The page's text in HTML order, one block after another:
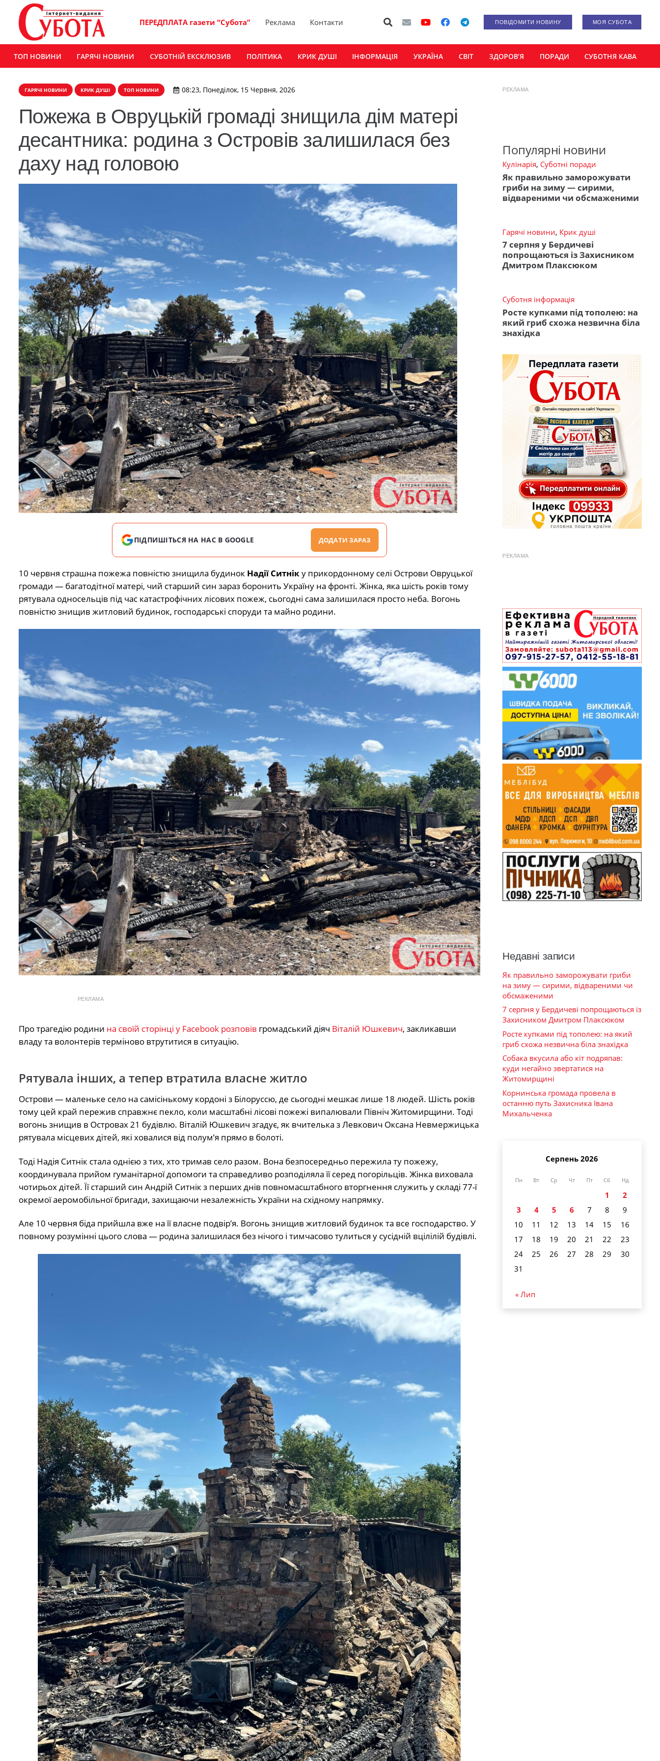
ПЕРЕДПЛАТА газети “Субота” Реклама Контакти ПОВІДОМИТИ НОВИНУ МОЯ СУБОТА
ТОП НОВИНИ ГАРЯЧІ НОВИНИ СУБОТНІЙ ЕКСКЛЮЗИВ ПОЛІТИКА КРИК ДУШІ ІНФОРМАЦІЯ УКРАЇНА СВІТ ЗДОРОВ’Я ПОРАДИ СУБОТНЯ КАВА
ГАРЯЧІ НОВИНИ КРИК ДУШІ ТОП НОВИНИ 08:23, Понеділок, 15 Червня, 2026
Пожежа в Овруцькій громаді знищила дім матері
десантника: родина з Островів залишилася без
даху над головою
ПІДПИШІТЬСЯ НА НАС В GOOGLE ДОДАТИ ЗАРАЗ
10 червня страшна пожежа повністю знищила будинок Надії Ситнік у прикордонному селі Острови Овруцької
громади — багатодітної матері, чий старший син зараз боронить Україну на фронті. Жінка, яка шість років тому
рятувала односельців під час катастрофічних лісових пожеж, сьогодні сама залишилася просто неба. Вогонь
повністю знищив житловий будинок, господарські споруди та майно родини.
РЕКЛАМА
Про трагедію родини на своїй сторінці у Facebook розповів громадський діяч Віталій Юшкевич, закликавши
владу та волонтерів терміново втрутитися в ситуацію.
Рятувала інших, а тепер втратила власне житло
Острови — маленьке село на самісінькому кордоні з Білоруссю, де сьогодні мешкає лише 18 людей. Шість років
тому цей край пережив справжнє пекло, коли масштабні лісові пожежі випалювали Північ Житомирщини. Тоді
вогонь знищив в Островах 21 будівлю. Віталій Юшкевич згадує, як вчителька з Левкович Оксана Невмержицька
рятувала місцевих дітей, які ховалися від полум’я прямо в болоті.
Тоді Надія Ситнік стала однією з тих, хто тримав село разом. Вона безпосередньо пережила ту пожежу,
координувала прийом гуманітарної допомоги та справедливо розподіляла її серед погорільців. Жінка виховала
чотирьох дітей. Її старший син Андрій Ситнік з перших днів повномасштабного вторгнення служить у складі 77-ї
окремої аеромобільної бригади, захищаючи незалежність України на східному напрямку.
Але 10 червня біда прийшла вже на її власне подвір’я. Вогонь знищив житловий будинок та все господарство. У
повному розумінні цього слова — родина залишилася без нічого і тимчасово тулиться у сусідній вцілілій будівлі.
РЕКЛАМА
Популярні новини
Кулінарія, Суботні поради
Як правильно заморожувати
гриби на зиму — сирими,
відвареними чи обсмаженими
Гарячі новини, Крик душі
7 серпня у Бердичеві
попрощаються із Захисником
Дмитром Плаксюком
Суботня інформація
Росте купками під тополею: на
який гриб схожа незвична біла
знахідка
РЕКЛАМА
Недавні записи
Як правильно заморожувати гриби
на зиму — сирими, відвареними чи
обсмаженими
7 серпня у Бердичеві попрощаються із
Захисником Дмитром Плаксюком
Росте купками під тополею: на який
гриб схожа незвична біла знахідка
Собака вкусила або кіт подряпав:
куди негайно звертатися на
Житомирщині
Корнинська громада провела в
останню путь Захисника Івана
Михальченка
Серпень 2026
Пн Вт Ср Чт Пт Сб Нд
1
2
3
4 5 6 7 8
9
10
11 12 13 14 15
16
17
18 19 20 21 22
23
24
25 26 27 28 29
30
31
« Лип